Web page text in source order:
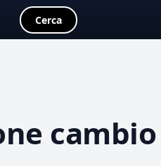
Cerca
cambio